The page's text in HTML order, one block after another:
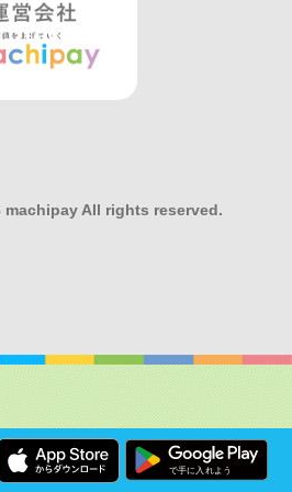
machipay All rights reserved.